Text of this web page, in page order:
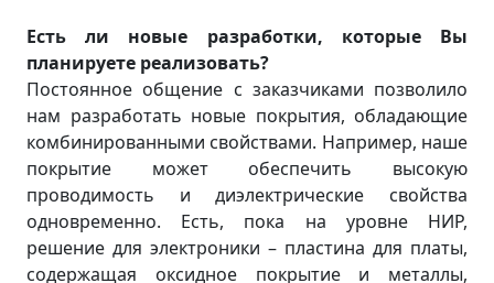
Есть ли новые разработки, которые Вы
планируете реализовать?
Постоянное общение с заказчиками позволило
нам разработать новые покрытия, обладающие
комбинированными свойствами. Например, наше
покрытие может обеспечить высокую
проводимость и диэлектрические свойства
одновременно. Есть, пока на уровне НИР,
решение для электроники – пластина для платы,
содержащая оксидное покрытие и металлы,